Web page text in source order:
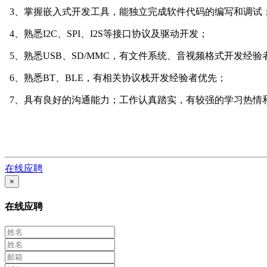
3、掌握嵌入式开发工具，能独立完成软件代码的编写和调试；
4、熟悉I2C、SPI、I2S等接口协议及驱动开发；
5、熟悉USB、SD/MMC，有文件系统、音视频格式开发经验
6、熟悉BT、BLE，有相关协议栈开发经验者优先；
7、具有良好的沟通能力；工作认真踏实，有较强的学习热情
在线应聘
×
在线应聘